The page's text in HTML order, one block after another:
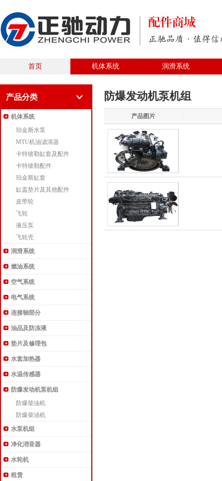
首页 机体系统 润滑系统
产品分类
机体系统
珀金斯水泵
MTU机油滤清器
卡特彼勒缸套及配件
卡特彼勒配件
珀金斯缸套
缸盖垫片及其他配件
皮带轮
飞轮
液压泵
飞轮壳
润滑系统
燃油系统
空气系统
电气系统
连接轴部分
油品及防冻液
垫片及修理包
水套加热器
水温传感器
防爆发动机泵机组
防爆柴油机
防爆柴油机
水泵机组
净化消音器
水轮机
租赁
防爆发动机泵机组
产品图片